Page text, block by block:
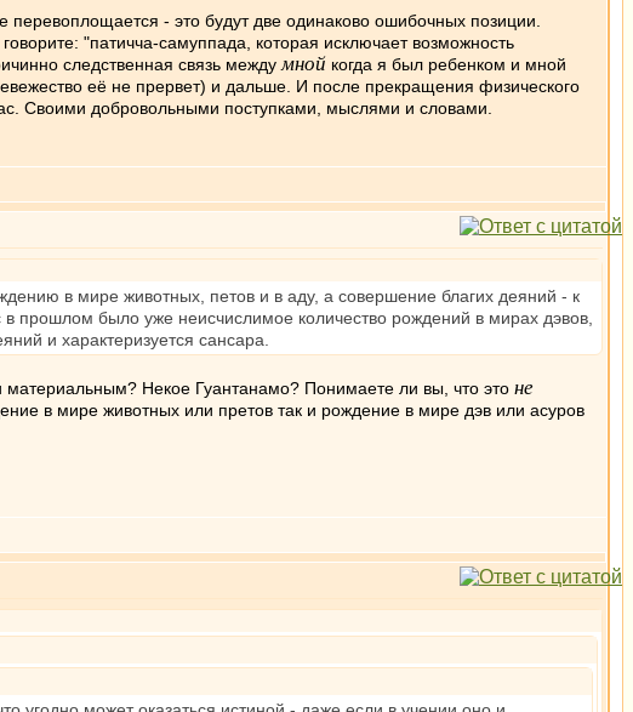
- это будут две одинаково ошибочных позиции.
"патичча-самуппада, которая исключает возможность
следственная связь между мной когда я был ребенком и мной
её не прервет) и дальше. И после прекращения физического
Своими добровольными поступками, мыслями и словами.
в мире животных, петов и в аду, а совершение благих деяний - к
прошлом было уже неисчислимое количество рождений в мирах дэвов,
и характеризуется сансара.
Некое Гуантанамо? Понимаете ли вы, что это не
в мире животных или претов так и рождение в мире дэв или асуров